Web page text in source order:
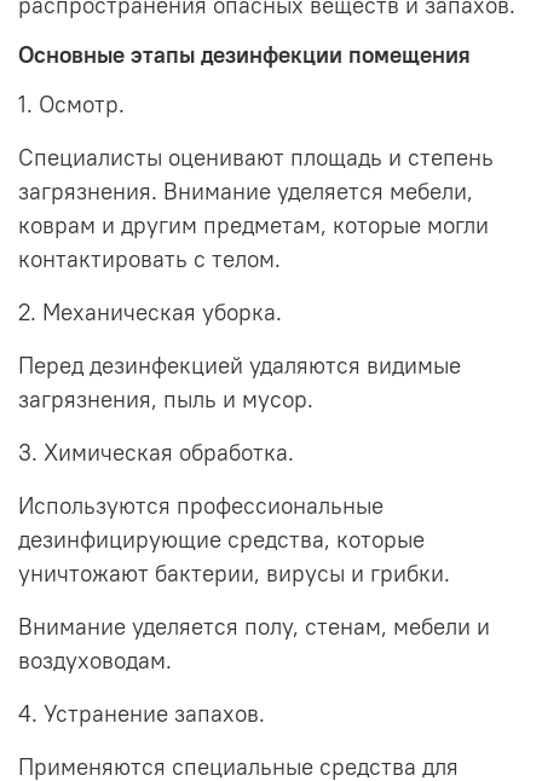
Основные этапы дезинфекции помещения
1. Осмотр.
Специалисты оценивают площадь и степень
загрязнения. Внимание уделяется мебели,
коврам и другим предметам, которые могли
контактировать с телом.
2. Механическая уборка.
Перед дезинфекцией удаляются видимые
загрязнения, пыль и мусор.
3. Химическая обработка.
Используются профессиональные
дезинфицирующие средства, которые
уничтожают бактерии, вирусы и грибки.
Внимание уделяется полу, стенам, мебели и
воздуховодам.
4. Устранение запахов.
Применяются специальные средства для